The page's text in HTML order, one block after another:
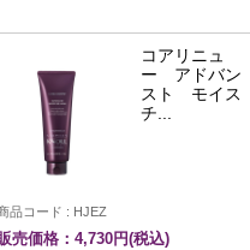
コアリニュ
ー アドバン
スト モイス
チ...
品コード : HJEZ
売価格：4,730円(税込)